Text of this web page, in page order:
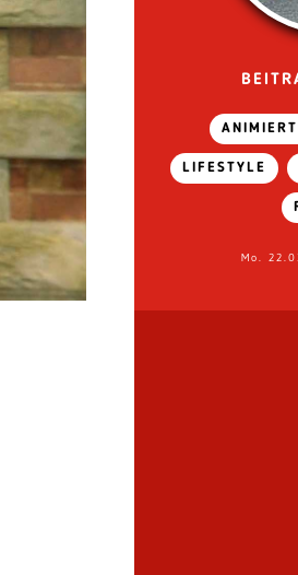
LIFESTYLE
Mo.